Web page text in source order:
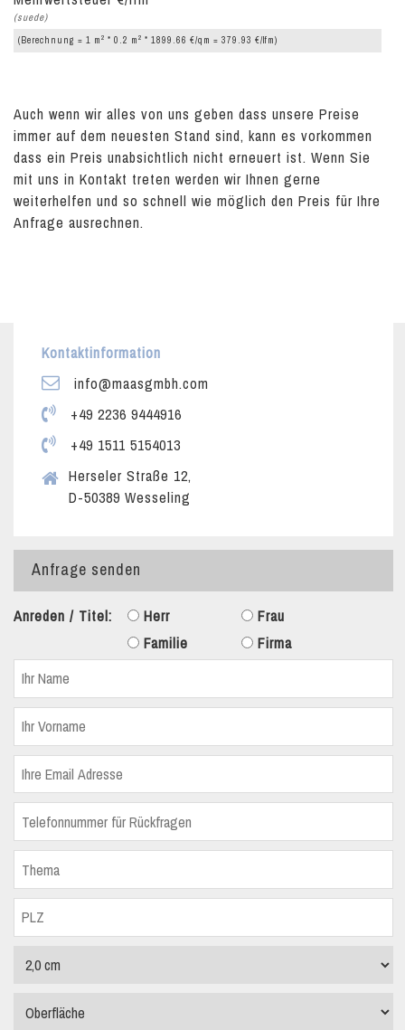
(suede)
(Berechnung = 1 m 2 * 0.2 m 2 * 1899.66 €/qm = 379.93 €/lfm)
Auch wenn wir alles von uns geben dass unsere Preise
immer auf dem neuesten Stand sind, kann es vorkommen
dass ein Preis unabsichtlich nicht erneuert ist. Wenn Sie
mit uns in Kontakt treten werden wir Ihnen gerne
weiterhelfen und so schnell wie möglich den Preis für Ihre
Anfrage ausrechnen.
Kontaktinformation
info@maasgmbh.com
+49 2236 9444916
+49 1511 5154013
Herseler Straße 12,
D-50389 Wesseling
Anfrage senden
Anreden / Titel: Herr
Frau
Familie
Firma